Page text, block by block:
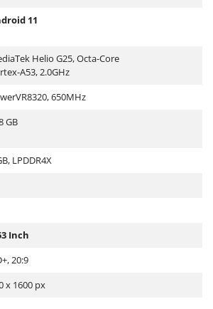
11
Helio G25, Octa-Core
A53, 2.0GHz
650MHz
GB
LPDDR4X
Inch
20:9
x 1600 px